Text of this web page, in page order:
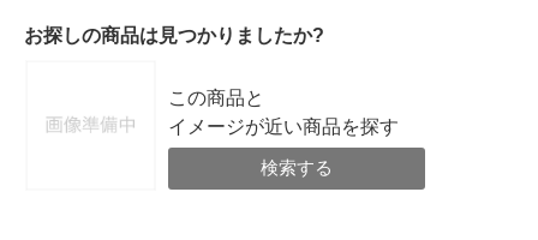
お探しの商品は見つかりましたか?
この商品と
イメージが近い商品を探す
検索する